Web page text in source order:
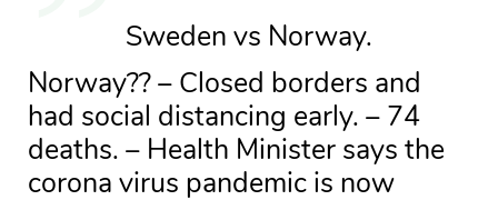
Sweden vs Norway.
Norway?? – Closed borders and
had social distancing early. – 74
deaths. – Health Minister says the
corona virus pandemic is now